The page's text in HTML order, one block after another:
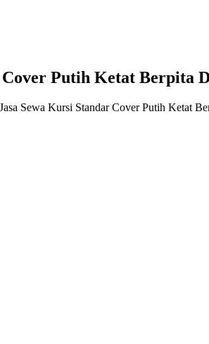
Cover Putih Ketat Berpita
Sewa Kursi Standar Cover Putih Ketat